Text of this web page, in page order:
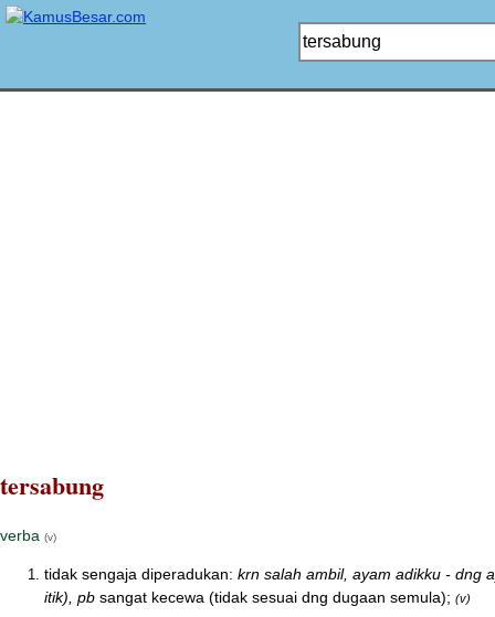
tersabung
verba (v)
tidak sengaja diperadukan: krn salah ambil, ayam adikku - dng
itik), pb sangat kecewa (tidak sesuai dng dugaan semula); (v)